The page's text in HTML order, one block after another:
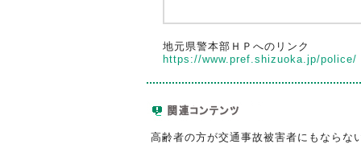
地元県警本部ＨＰへのリンク
https://www.pref.shizuoka.jp/police/
高齢者の方が交通事故被害者にもならな